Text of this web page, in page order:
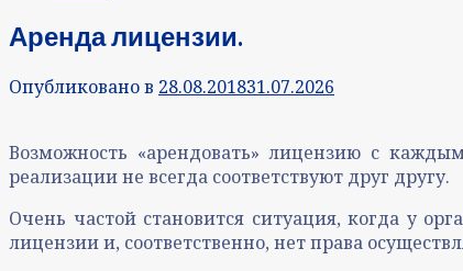
Аренда лицензии.
Опубликовано в 28.08.201831.07.2026
Возможность «арендовать» лицензию с
реализации не всегда соответствуют друг другу.
Очень частой становится ситуация, когда у
лицензии и, соответственно, нет права